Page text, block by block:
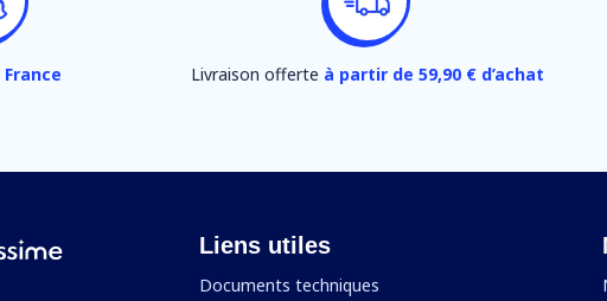
France Livraison offerte à partir de 59,90 € d’achat
Liens utiles
Documents techniques